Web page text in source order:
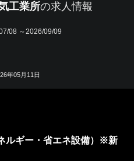
工業所の求人情報
08 ～2026/09/09
年05月11日
ルギー・省エネ設備）※新